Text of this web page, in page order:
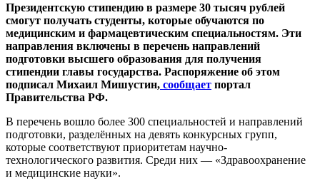
Президентскую стипендию в размере 30 тысяч рублей
смогут получать студенты, которые обучаются по
медицинским и фармацевтическим специальностям. Эти
направления включены в перечень направлений
подготовки высшего образования для получения
стипендии главы государства. Распоряжение об этом
подписал Михаил Мишустин, сообщает портал
Правительства РФ.
В перечень вошло более 300 специальностей и направлений
подготовки, разделённых на девять конкурсных групп,
которые соответствуют приоритетам научно-
технологического развития. Среди них — «Здравоохранение
и медицинские науки».